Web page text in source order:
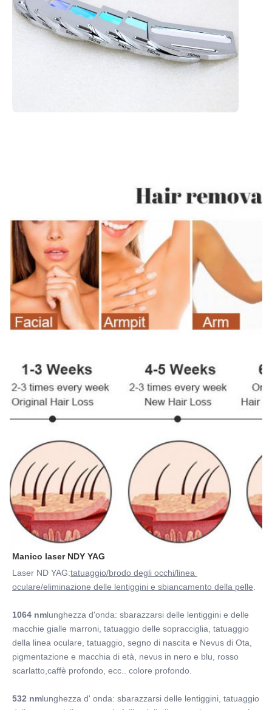
Manico laser NDY YAG
Laser ND YAG:tatuaggio/brodo degli occhi/linea
oculare/eliminazione delle lentiggini e sbiancamento della pelle
1064 nmlunghezza d'onda: sbarazzarsi delle lentiggini e delle
macchie gialle marroni, tatuaggio delle sopracciglia, tatuaggio
della linea oculare, tatuaggio, segno di nascita e Nevus di Ota,
pigmentazione e macchia di età, nevus in nero e blu, rosso
scarlatto,caffè profondo, ecc.. colore profondo.
532 nmlunghezza d' onda: sbarazzarsi delle lentiggini, tatuaggio